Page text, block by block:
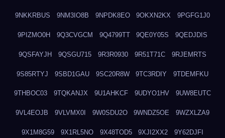
9NKKRBUS 9NM3IO8B 9NPDK8EO 9OKXN2KX 9PGFG1J0
9PIZMO0H 9Q3CVGCM 9Q4799TT 9QE0Y05S 9QEDJDIS
9QSFAYJH 9QSGU715 9R3R0930 9R51T71C 9RJEMRTS
9S85RTYJ 9SBD1GAU 9SC20R8W 9TC3RDIY 9TDEMFKU
9THBOC03 9TQKANJX 9U1AHKCF 9UDYO1HV 9UW8EUTC
9VL4EOJB 9VLVMX0I 9W0SDU2O 9WNDZ5OE 9WZXLZA9
9X1M8G59 9X1RL5NO 9X48TOD5 9XJI2XX2 9Y62DJFI